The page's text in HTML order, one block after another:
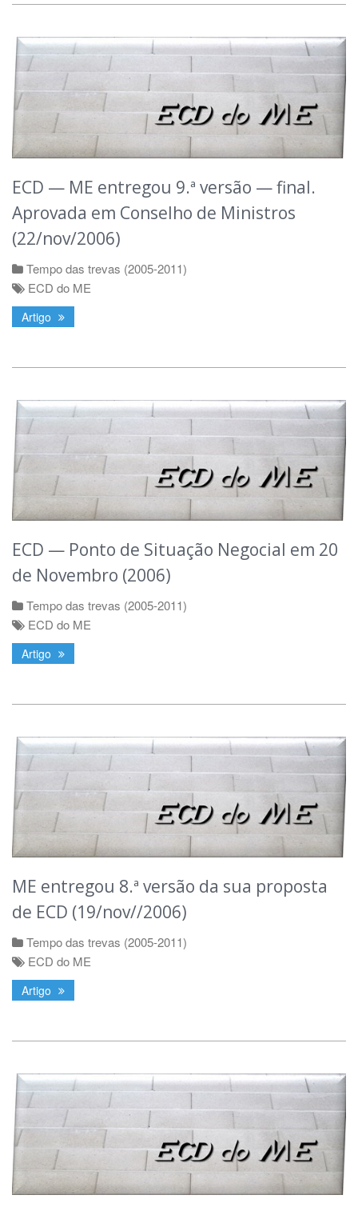
ECD — ME entregou 9.ª versão — final.
Aprovada em Conselho de Ministros
(22/nov/2006)
Tempo das trevas (2005-2011)
ECD do ME
Artigo
ECD — Ponto de Situação Negocial em 20
de Novembro (2006)
Tempo das trevas (2005-2011)
ECD do ME
Artigo
ME entregou 8.ª versão da sua proposta
de ECD (19/nov//2006)
Tempo das trevas (2005-2011)
ECD do ME
Artigo